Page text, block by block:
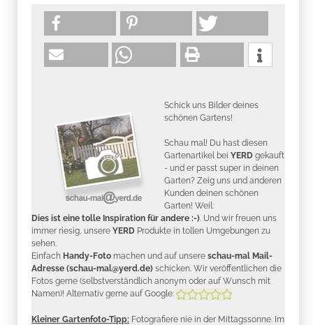
Schick uns Bilder deines
schönen Gartens!
Schau mal! Du hast diesen
Gartenartikel bei YERD gekauft
- und er passt super in deinen
Garten? Zeig uns und anderen
Kunden deinen schönen
Garten! Weil:
Dies ist eine tolle Inspiration für andere :-) . Und wir freuen uns
immer riesig, unsere YERD Produkte in tollen Umgebungen zu
sehen.
Einfach Handy-Foto machen und auf unsere schau-mal Mail-
Adresse (schau-mal@yerd.de) schicken. Wir veröffentlichen die
Fotos gerne (selbstverständlich anonym oder auf Wunsch mit
Namen)! Alternativ gerne auf Google:
Kleiner Gartenfoto-Tipp: Fotografiere nie in der Mittagssonne. Im